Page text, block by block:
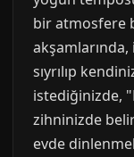
bir atmosfere
sıyrılıp
istediğinizde,
zihninizde
evde